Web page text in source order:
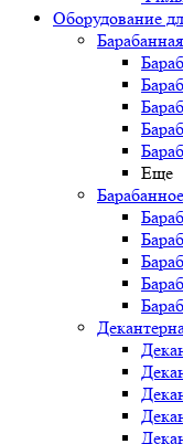
Оборудование
Еще